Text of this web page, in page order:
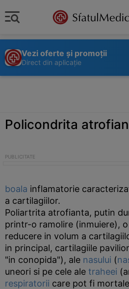
Vezi oferte și promoții
Direct din aplicație
Policondrita
boala inflamatorie
a cartilagiilor.
Poliartrita atrofianta, putin
printr-o ramolire (inmuiere),
reducere in volum a
in principal, cartilagiile
"in conopida"), ale nasului (
uneori si pe cele ale traheei
respiratorii care pot fi